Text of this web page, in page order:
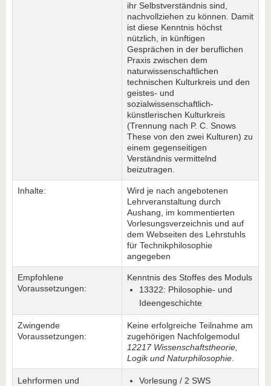
ihr Selbstverständnis sind,
nachvollziehen zu können. Damit
ist diese Kenntnis höchst
nützlich, in künftigen
Gesprächen in der beruflichen
Praxis zwischen dem
naturwissenschaftlichen
technischen Kulturkreis und den
geistes- und
sozialwissenschaftlich-
künstlerischen Kulturkreis
(Trennung nach P. C. Snows
These von den zwei Kulturen) zu
einem gegenseitigen
Verständnis vermittelnd
beizutragen.
Inhalte:
Wird je nach angebotenen
Lehrveranstaltung durch
Aushang, im kommentierten
Vorlesungsverzeichnis und auf
dem Webseiten des Lehrstuhls
für Technikphilosophie
angegeben
Empfohlene
Voraussetzungen:
Kenntnis des Stoffes des Moduls
13322: Philosophie- und
Ideengeschichte
Zwingende
Voraussetzungen:
Keine erfolgreiche Teilnahme am
zugehörigen Nachfolgemodul
12217 Wissenschaftstheorie,
Logik und Naturphilosophie
Lehrformen und
Vorlesung / 2 SWS